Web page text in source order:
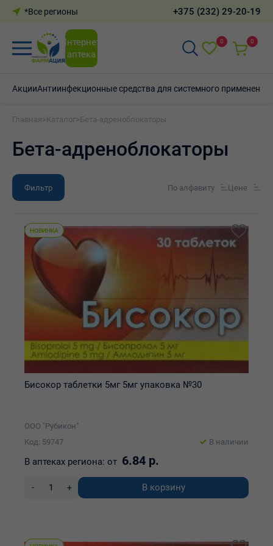
*Все регионы +375 (232) 29-20-19
Интернет-
аптека
0 0
АкцииАнтиинфекционные средства для системного применения
Главная >Каталог>Бета-адреноблокаторы
Бета-адреноблокаторы
Фильтр По алфавиту Цене
НОВИНКА
Бисокор таблетки 5мг 5мг упаковка №30
ООО "Рубикон"
Код: 59747
В наличии
В аптеках региона: от 6.84 р.
- + В корзину